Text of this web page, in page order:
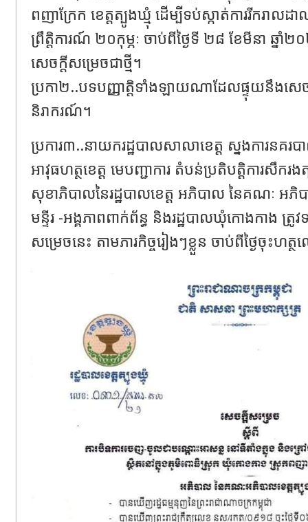
ពញាក្រែក ខេត្តត្បូងឃ្មុំ ដើម្បីទប់ស្កាត់ការរីករាលដ
ព្រឹត្តិការណ៍ ២០កុម្ភៈ ចាប់ពីថ្ងៃទី ២៨ ខែមីនា ឆ្ន
សេចក្តីសម្រេចជាថ្មី។
ប្រកា២..បទបញ្ញាត្តិទាំងឡាយណាដែលផ្ទុយនឹងសេច
និរាករណ៍។
ប្រការ៣..នាយករដ្ឋបាលសាលាខេត្ត ស្នងការនគរបា
អាវុធហត្ថខេត្ត មេបញ្ជាការ តំបន់ប្រតិបត្តិការសឹករ
សុខាភិបាលនៃរដ្ឋបាលខេត្ត អភិបាល នៃគណៈ អភិ
មន្ទីរ -អង្គភាពពាក់ព័ន្ធ និងរដ្ឋបាលឃុំកោងកាង ត្រូ
សម្រេចនេះ តាមភារកិច្ចរៀងៗខ្លួន ចាប់ពីថ្ងៃចុះហត្